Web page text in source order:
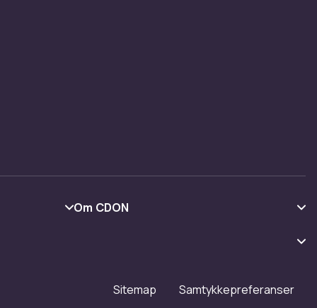
Om CDON
Jobbe på CDON
Sitemap Samtykkepreferanser